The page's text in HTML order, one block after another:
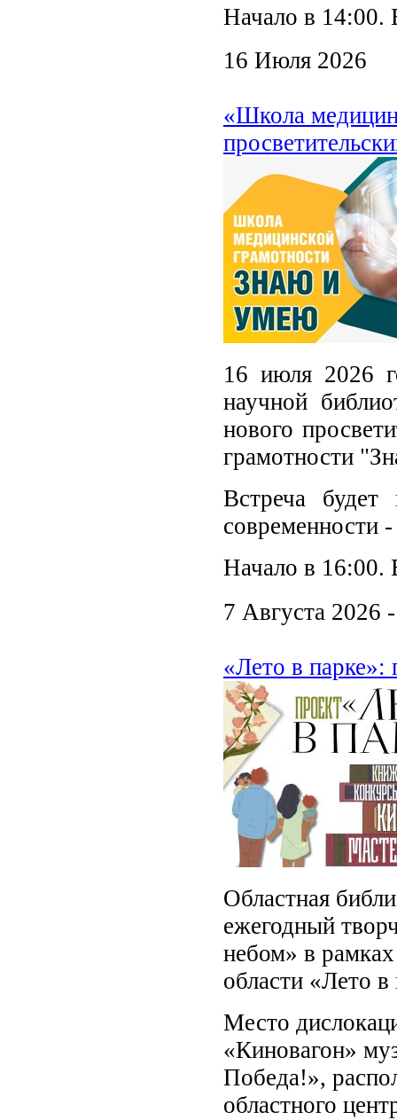
Начало в 14:00.
16 Июля 2026
«Школа
16 июля 2026
научной
нового
грамотности
Встреча
современности
Начало в 16:00.
7 Августа 2026
«Лето в парке»:
Областная
ежегодный
небом» в
области «Лето в
Место
«Киновагон»
Победа!»,
областного